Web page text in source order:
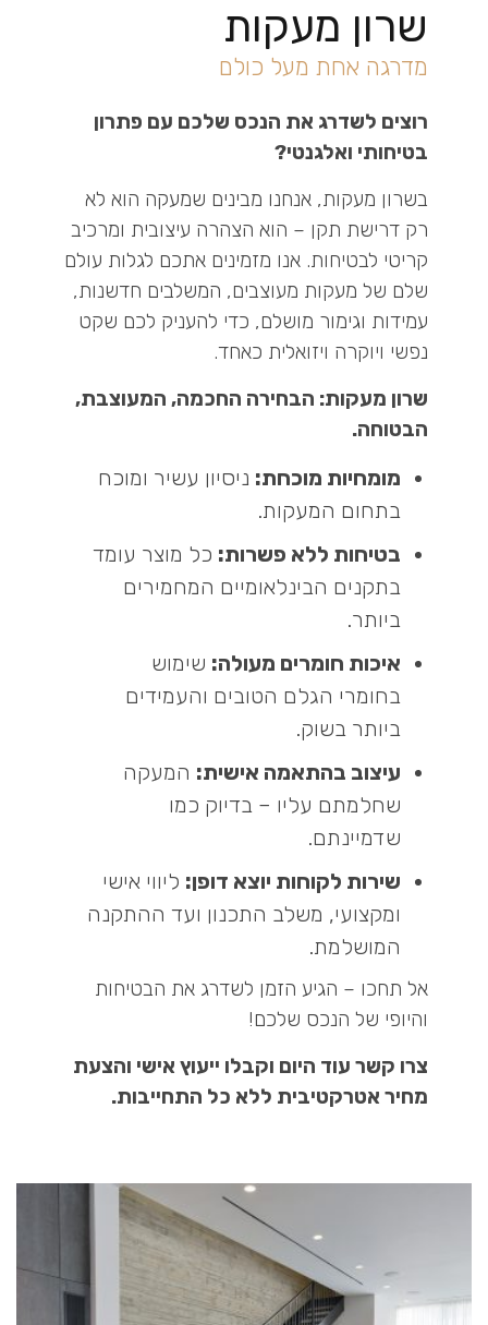
שרון מעקות
מדרגה אחת מעל כולם
רוצים לשדרג את הנכס שלכם עם פתרון
בטיחותי ואלגנטי?
בשרון מעקות, אנחנו מבינים שמעקה הוא לא
רק דרישת תקן – הוא הצהרה עיצובית ומרכיב
קריטי לבטיחות. אנו מזמינים אתכם לגלות עולם
שלם של מעקות מעוצבים, המשלבים חדשנות,
עמידות וגימור מושלם, כדי להעניק לכם שקט
נפשי ויוקרה ויזואלית כאחד.
שרון מעקות: הבחירה החכמה, המעוצבת,
הבטוחה.
מומחיות מוכחת: ניסיון עשיר ומוכח
בתחום המעקות.
בטיחות ללא פשרות: כל מוצר עומד
בתקנים הבינלאומיים המחמירים
ביותר.
איכות חומרים מעולה: שימוש
בחומרי הגלם הטובים והעמידים
ביותר בשוק.
עיצוב בהתאמה אישית: המעקה
שחלמתם עליו – בדיוק כמו
שדמיינתם.
שירות לקוחות יוצא דופן: ליווי אישי
ומקצועי, משלב התכנון ועד ההתקנה
המושלמת.
אל תחכו – הגיע הזמן לשדרג את הבטיחות
והיופי של הנכס שלכם!
צרו קשר עוד היום וקבלו ייעוץ אישי והצעת
מחיר אטרקטיבית ללא כל התחייבות.